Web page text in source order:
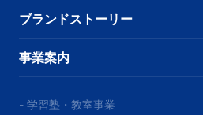
ブランドストーリー
事業案内
- 学習塾・教室事業